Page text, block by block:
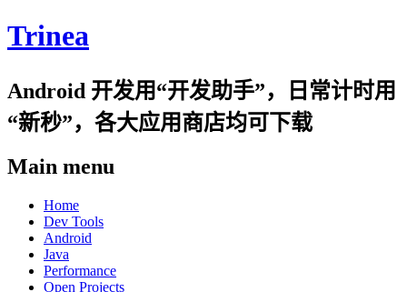
Trinea
Android 开发用“开发助手”，日常计时用
“新秒”，各大应用商店均可下载
Main menu
Skip
content
Home
Dev Tools
Android
Java
Performance
Open Projects